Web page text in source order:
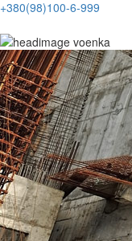
+380(98)100-6-999